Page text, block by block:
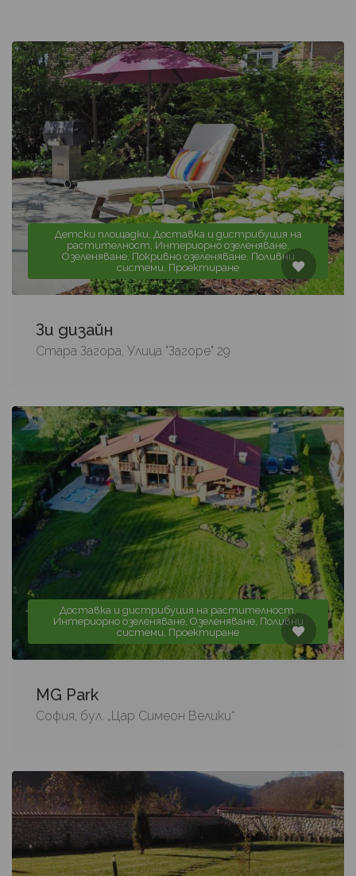
Детски площадки, Доставка и дистрибуция на
растителност, Интериорно озеленяване,
Озеленяване, Покривно озеленяване, Поливни
системи, Проектиране
Зи дизайн
Стара Загора, Улица "Загоре" 29
Доставка и дистрибуция на растителност,
Интериорно озеленяване, Озеленяване, Поливни
системи, Проектиране
MG Park
София, бул. „Цар Симеон Велики“